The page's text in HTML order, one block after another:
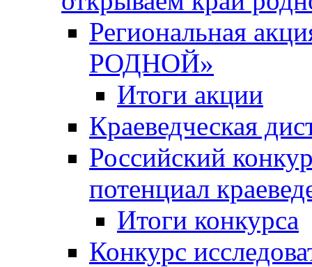
Региональная
РОДНОЙ»
Итоги акции
Краеведческая
Российский
потенциал
Итоги конкурса
Конкурс